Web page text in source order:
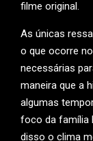
filme original.
As únicas
o que ocorre
necessárias
maneira que a
algumas
foco da família
disso o clima